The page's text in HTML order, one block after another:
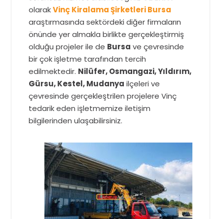
olarakVinç Kiralama Şirketleri Bursa
araştırmasında sektördeki diğer firmaların
önünde yer almakla birlikte gerçekleştirmiş
olduğu projeler ile de Bursa ve çevresinde
bir çok işletme tarafından tercih
edilmektedir. Nilüfer, Osmangazi, Yıldırım,
Gürsu, Kestel, Mudanya ilçeleri ve
çevresinde gerçekleştrilen projelere Vinç
tedarik eden işletmemize iletişim
bilgilerinden ulaşabilirsiniz.